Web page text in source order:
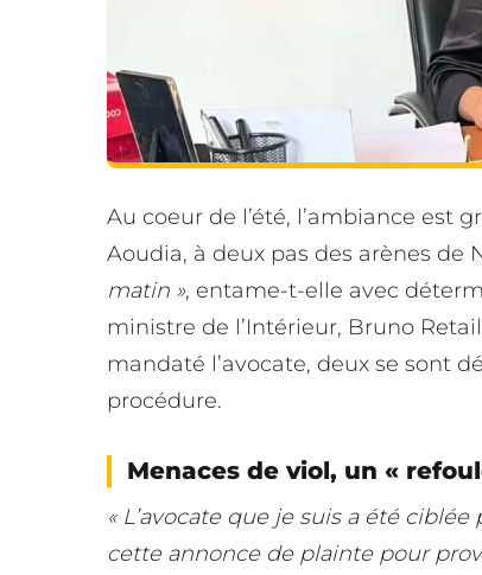
Au coeur de l’été, l’ambiance est
Aoudia, à deux pas des arènes de
matin », entame-t-elle avec
ministre de l’Intérieur, Bruno
mandaté l’avocate, deux se sont
procédure.
Menaces de viol, un «
« L’avocate que je suis a été
cette annonce de plainte pour